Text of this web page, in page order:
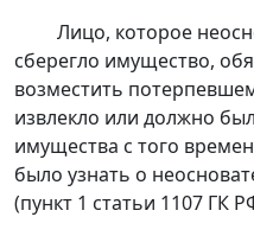
Лицо, которое
сберегло имущество,
возместить
извлекло или должно
имущества с того
было узнать о
(пункт 1 статьи 1107 ГК